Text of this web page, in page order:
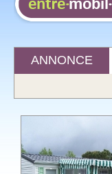
ANNONCE